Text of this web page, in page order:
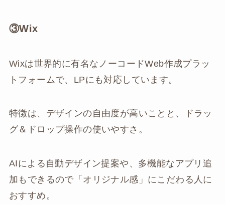
③Wix
Wixは世界的に有名なノーコードWeb作成プラッ
トフォームで、LPにも対応しています。
特徴は、デザインの自由度が高いことと、ドラッ
グ＆ドロップ操作の使いやすさ。
AIによる自動デザイン提案や、多機能なアプリ追
加もできるので「オリジナル感」にこだわる人に
おすすめ。